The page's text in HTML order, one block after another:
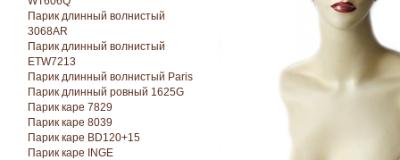
Парик длинный волнистый
3068AR
Парик длинный волнистый
ETW7213
Парик длинный волнистый Paris
Парик длинный ровный 1625G
Парик каре 7829
Парик каре 8039
Парик каре BD120+15
Парик каре INGE